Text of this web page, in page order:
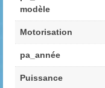
modèle
Motorisation
pa_année
Puissance